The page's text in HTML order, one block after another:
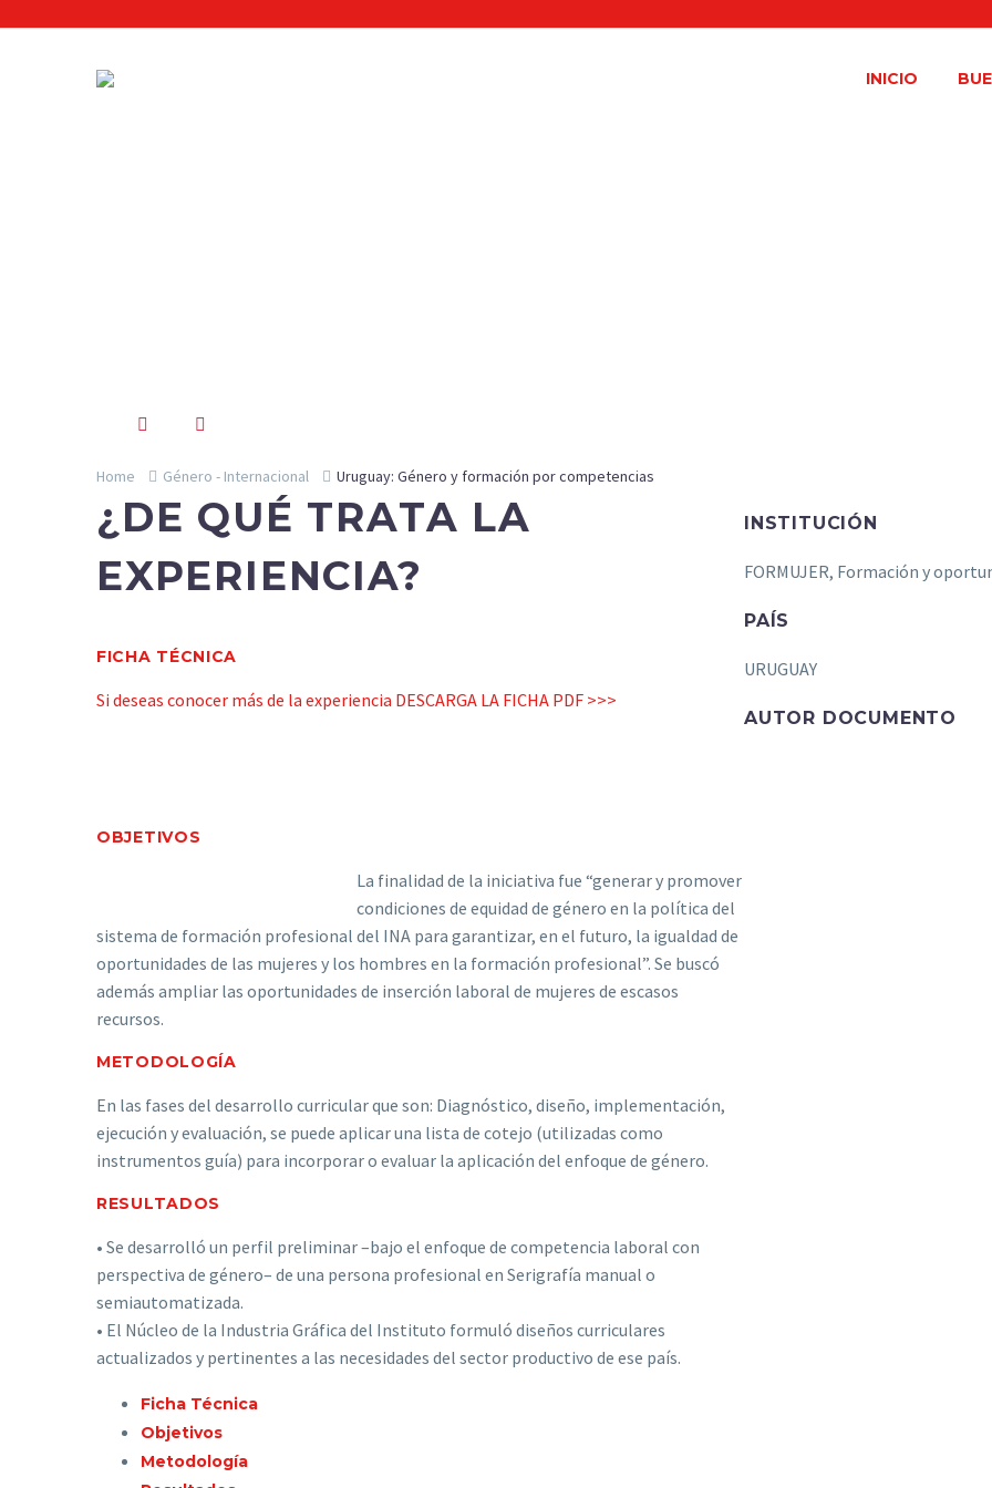
INICIO
Home Género - Internacional Uruguay: Género y formación por competencias
¿DE QUÉ TRATA LA
EXPERIENCIA?
FICHA TÉCNICA
Si deseas conocer más de la experiencia DESCARGA LA FICHA PDF >>>
OBJETIVOS
La finalidad de la iniciativa fue “generar y promover
condiciones de equidad de género en la política del
sistema de formación profesional del INA para garantizar, en el futuro, la igualdad de
oportunidades de las mujeres y los hombres en la formación profesional”. Se buscó
además ampliar las oportunidades de inserción laboral de mujeres de escasos
recursos.
METODOLOGÍA
En las fases del desarrollo curricular que son: Diagnóstico, diseño, implementación,
ejecución y evaluación, se puede aplicar una lista de cotejo (utilizadas como
instrumentos guía) para incorporar o evaluar la aplicación del enfoque de género.
RESULTADOS
• Se desarrolló un perfil preliminar –bajo el enfoque de competencia laboral con
perspectiva de género– de una persona profesional en Serigrafía manual o
semiautomatizada.
• El Núcleo de la Industria Gráfica del Instituto formuló diseños curriculares
actualizados y pertinentes a las necesidades del sector productivo de ese país.
Ficha Técnica
Objetivos
Metodología
INSTITUCIÓN
FORMUJER, Formación y
PAÍS
URUGUAY
AUTOR DOCUMENTO